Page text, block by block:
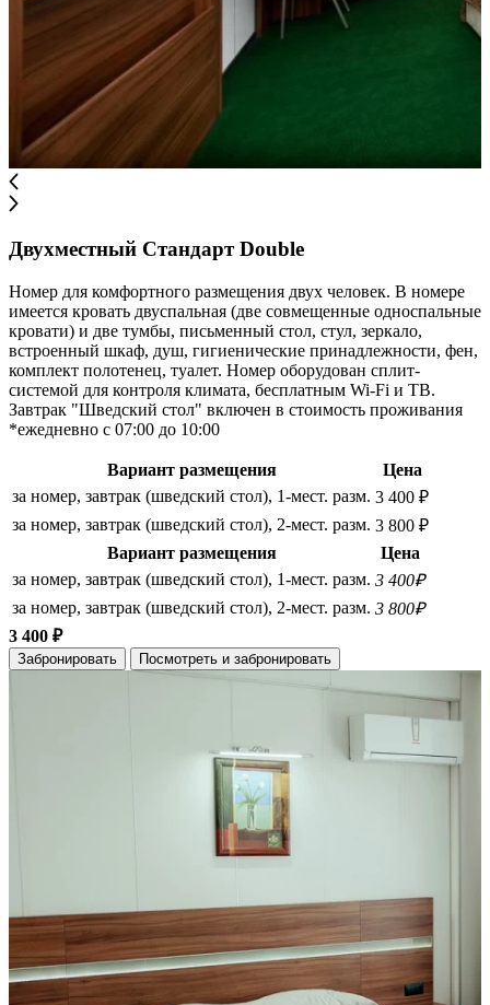
Двухместный Стандарт Double
Номер для комфортного размещения двух человек. В номере
имеется кровать двуспальная (две совмещенные односпальные
кровати) и две тумбы, письменный стол, стул, зеркало,
встроенный шкаф, душ, гигиенические принадлежности, фен,
комплект полотенец, туалет. Номер оборудован сплит-
системой для контроля климата, бесплатным Wi-Fi и ТВ.
Завтрак "Шведский стол" включен в стоимость проживания
*ежедневно с 07:00 до 10:00
Вариант размещения
Цена
за номер, завтрак (шведский стол), 1-мест. разм. 3 400 ₽
за номер, завтрак (шведский стол), 2-мест. разм. 3 800 ₽
Вариант размещения
Цена
за номер, завтрак (шведский стол), 1-мест. разм. 3 400₽
за номер, завтрак (шведский стол), 2-мест. разм. 3 800₽
3 400 ₽
Забронировать Посмотреть и забронировать